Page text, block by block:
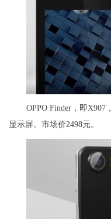
OPPO Finder，即X907
显示屏。市场价2498元。